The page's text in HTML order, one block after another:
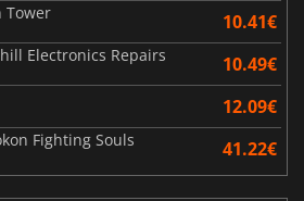
Tower 10.41€
Electronics Repairs 10.49€
12.09€
Fighting Souls 41.22€